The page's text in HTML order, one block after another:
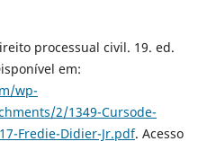
processual civil. 19. ed.
em:
wp-
2/1349-Cursode-
Fredie-Didier-Jr.pdf. Acesso